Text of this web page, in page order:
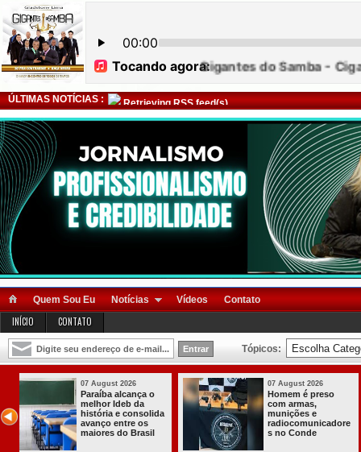
ÚLTIMAS NOTÍCIAS : Retrieving RSS feed(s)
Quem Sou Eu Notícias Vídeos Contato
INÍCIO CONTATO
Tópicos:
07 August 2026
Homem é preso
com armas,
munições e
radiocomunicadore
s no Conde
03 August 2026
Itabaiana
a primeira
Comunitária
Solidária a
Comunidade